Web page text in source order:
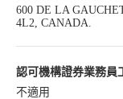
600 DE LA
4L2, CANADA.
認可機構證券業務員
不適用